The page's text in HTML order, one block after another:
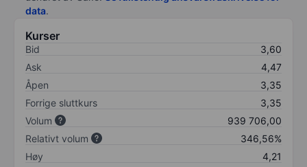
data.
Kurser
Bid
3,60
Ask
4,47
Åpen
3,35
Forrige sluttkurs
3,35
Volum
939 706,00
Relativt volum
346,56%
Høy
4,21